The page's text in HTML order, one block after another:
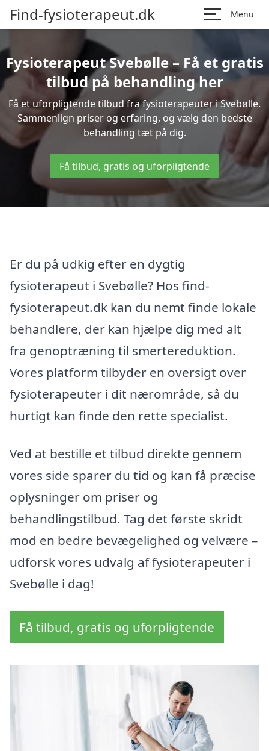
Find-fysioterapeut.dk Menu
Fysioterapeut Svebølle – Få et gratis
tilbud på behandling her
Få et uforpligtende tilbud fra fysioterapeuter i Svebølle.
Sammenlign priser og erfaring, og vælg den bedste
behandling tæt på dig.
Få tilbud, gratis og uforpligtende
Er du på udkig efter en dygtig
fysioterapeut i Svebølle? Hos find-
fysioterapeut.dk kan du nemt finde lokale
behandlere, der kan hjælpe dig med alt
fra genoptræning til smertereduktion.
Vores platform tilbyder en oversigt over
fysioterapeuter i dit nærområde, så du
hurtigt kan finde den rette specialist.
Ved at bestille et tilbud direkte gennem
vores side sparer du tid og kan få præcise
oplysninger om priser og
behandlingstilbud. Tag det første skridt
mod en bedre bevægelighed og velvære –
udforsk vores udvalg af fysioterapeuter i
Svebølle i dag!
Få tilbud, gratis og uforpligtende